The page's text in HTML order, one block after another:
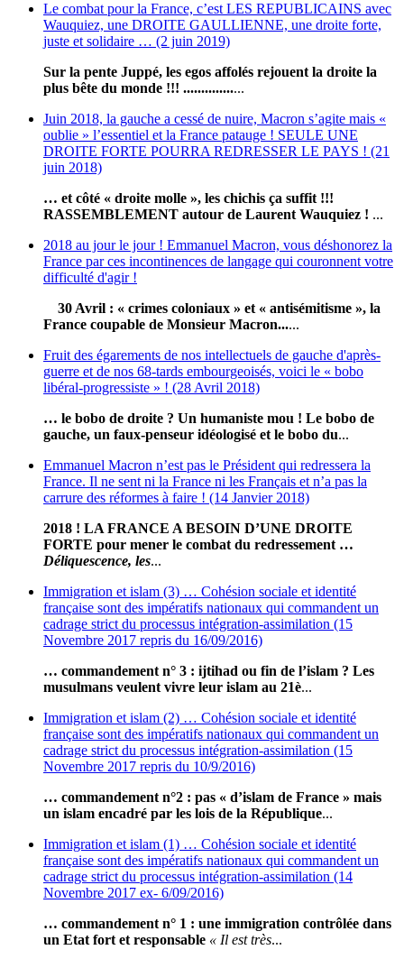
Le combat pour la France, c’est LES REPUBLICAINS avec
Wauquiez, une DROITE GAULLIENNE, une droite forte,
juste et solidaire … (2 juin 2019)
Sur la pente Juppé, les egos affolés rejouent la droite la
plus bête du monde !!! .................
Juin 2018, la gauche a cessé de nuire, Macron s’agite mais «
oublie » l’essentiel et la France patauge ! SEULE UNE
DROITE FORTE POURRA REDRESSER LE PAYS ! (21
juin 2018)
… et côté « droite molle », les chichis ça suffit !!!
RASSEMBLEMENT autour de Laurent Wauquiez ! ...
2018 au jour le jour ! Emmanuel Macron, vous déshonorez la
France par ces incontinences de langage qui couronnent votre
difficulté d'agir !
30 Avril : « crimes coloniaux » et « antisémitisme », la
France coupable de Monsieur Macron......
Fruit des égarements de nos intellectuels de gauche d'après-
guerre et de nos 68-tards embourgeoisés, voici le « bobo
libéral-progressiste » ! (28 Avril 2018)
… le bobo de droite ? Un humaniste mou ! Le bobo de
gauche, un faux-penseur idéologisé et le bobo du...
Emmanuel Macron n’est pas le Président qui redressera la
France. Il ne sent ni la France ni les Français et n’a pas la
carrure des réformes à faire ! (14 Janvier 2018)
2018 ! LA FRANCE A BESOIN D’UNE DROITE
FORTE pour mener le combat du redressement …
Déliquescence, les...
Immigration et islam (3) … Cohésion sociale et identité
française sont des impératifs nationaux qui commandent un
cadrage strict du processus intégration-assimilation (15
Novembre 2017 repris du 16/09/2016)
… commandement n° 3 : ijtihad ou fin de l’islam ? Les
musulmans veulent vivre leur islam au 21è...
Immigration et islam (2) … Cohésion sociale et identité
française sont des impératifs nationaux qui commandent un
cadrage strict du processus intégration-assimilation (15
Novembre 2017 repris du 10/9/2016)
… commandement n°2 : pas « d’islam de France » mais
un islam encadré par les lois de la République...
Immigration et islam (1) … Cohésion sociale et identité
française sont des impératifs nationaux qui commandent un
cadrage strict du processus intégration-assimilation (14
Novembre 2017 ex- 6/09/2016)
… commandement n° 1 : une immigration contrôlée dans
un Etat fort et responsable « Il est très...